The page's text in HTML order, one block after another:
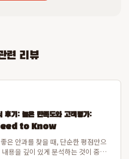
련 리뷰
후기: 높은 만족도와 고객평가:
to Know
은 안과를 찾을 때, 단순한 평점만으
용을 깊이 있게 분석하는 것이 중요